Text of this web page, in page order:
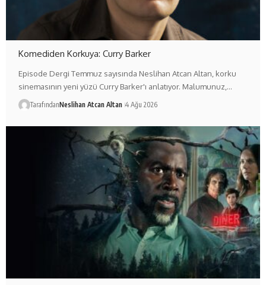
Komediden Korkuya: Curry Barker
Episode Dergi Temmuz sayısında Neslihan Atcan Altan, korku
sinemasının yeni yüzü Curry Barker'ı anlatıyor. Malumunuz,…
TarafındanNeslihan Atcan Altan 4 Ağu 2026